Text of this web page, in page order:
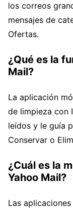
los correos
mensajes de
Ofertas.
¿Qué es la
Mail?
La aplicación
de limpieza con
leídos y le guía
Conservar o
¿Cuál es la
Yahoo Mail?
Las